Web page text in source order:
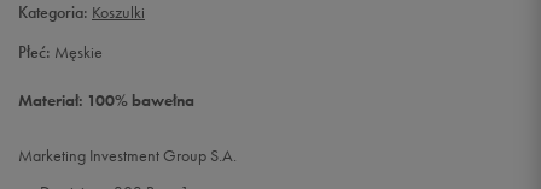
Kategoria: Koszulki
Płeć: Męskie
Materiał: 100% bawełna
Marketing Investment Group S.A.